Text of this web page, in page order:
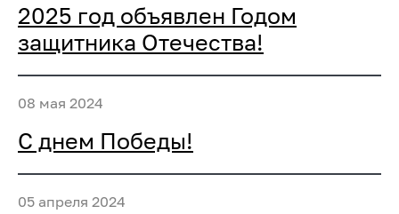
2025 год объявлен Годом
защитника Отечества!
08 мая 2024
С днем Победы!
05 апреля 2024